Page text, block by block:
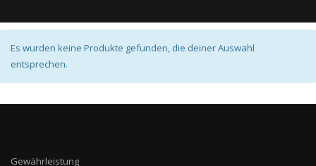
Es wurden keine Produkte gefunden, die deiner Auswahl
entsprechen.
Gewährleistung